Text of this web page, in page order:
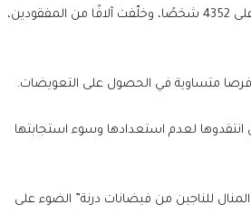
جاء ذلك بعد مرور 6 أشهر من وقوع الفيضانات التي أودت بحياة ما لا يقل على 4352 شخصًا، وخلّفت آلافًا من المفقودين،
متساوية في الحصول على التعويضات.
انتقدوها لعدم استعدادها وسوء استجابتها
للناجين من فيضانات درنة” الضوء على